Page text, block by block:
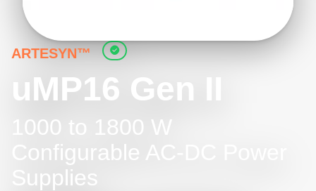
ARTESYN™
uMP16 Gen II
1000 to 1800 W
Configurable AC-DC Power
Supplies